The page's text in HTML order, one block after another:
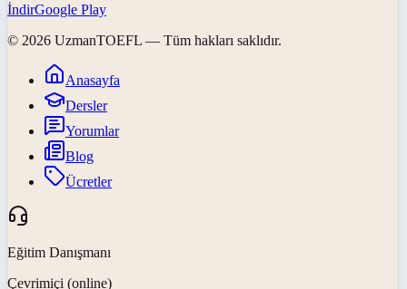
İndirGoogle Play
© 2026 UzmanTOEFL — Tüm hakları saklıdır.
Anasayfa
Dersler
Yorumlar
Blog
Ücretler
Eğitim Danışmanı
Çevrimiçi (online)